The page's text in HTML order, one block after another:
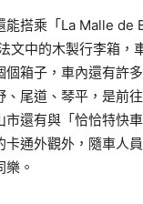
搭乘「La Malle de
文中的木製行李箱，
個箱子，車內還有許
、尾道、琴平，是前
市還有與「恰恰特快
卡通外觀外，隨車人
。